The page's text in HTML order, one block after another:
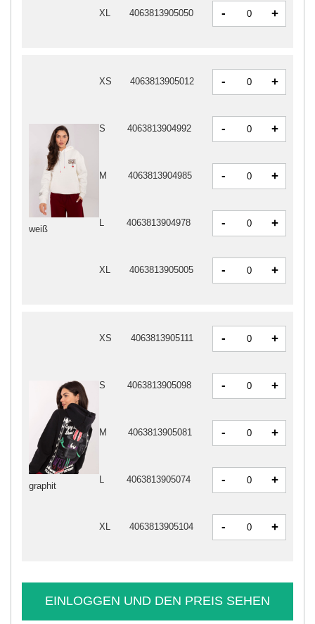
weiß
XS 4063813905012 - +
S 4063813904992 - +
M 4063813904985 - +
L 4063813904978 - +
XL 4063813905005 - +
XL 4063813905050 - +
graphit
XS 4063813905111 - +
S 4063813905098 - +
M 4063813905081 - +
L 4063813905074 - +
XL 4063813905104 - +
EINLOGGEN UND DEN PREIS SEHEN